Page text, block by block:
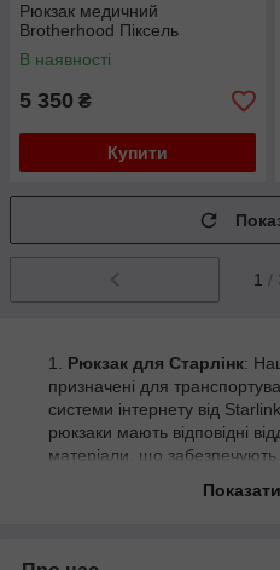
Рюкзак медичний
Brotherhood Піксель
В наявності
5 350 ₴
Купити
1 /
Рюкзак для Старлінк:
призначені для
системи інтернету від
рюкзаки мають відповідні
матеріали, що забезпечують